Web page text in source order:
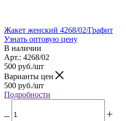
Жакет женский 4268/02/Графит
Узнать оптовую цену
В наличии
Арт.: 4268/02
500 руб./шт
Варианты цен
500 руб./шт
Подробности